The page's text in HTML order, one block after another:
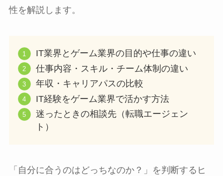
性を解説します。
IT業界とゲーム業界の目的や仕事の違い
仕事内容・スキル・チーム体制の違い
年収・キャリアパスの比較
IT経験をゲーム業界で活かす方法
迷ったときの相談先（転職エージェン
ト）
「自分に合うのはどっちなのか？」を判断するヒ